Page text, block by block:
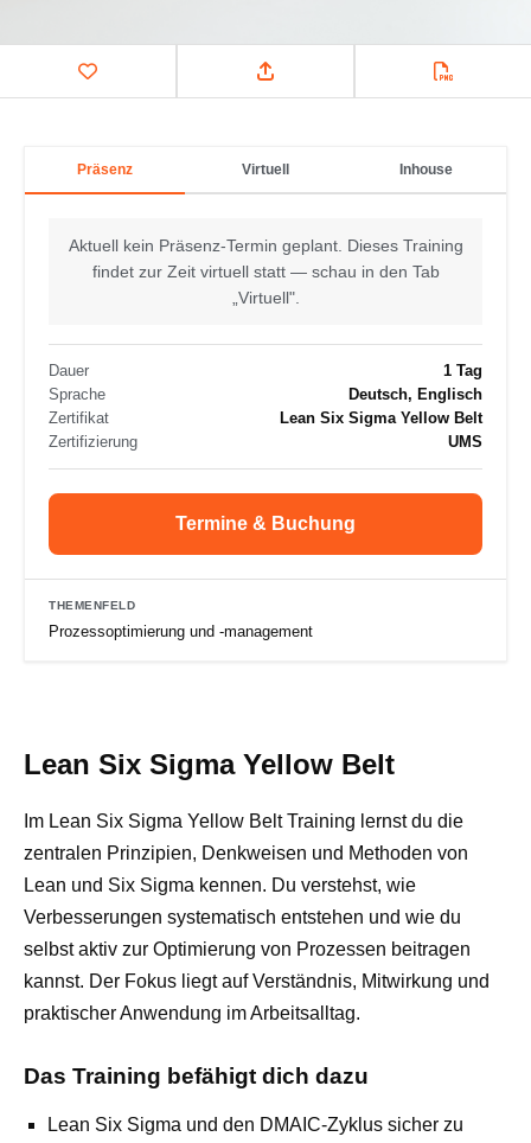
Lean Six Sigma Yellow Belt
Im Lean Six Sigma Yellow Belt Training lernst du die
zentralen Prinzipien, Denkweisen und Methoden von
Lean und Six Sigma kennen. Du verstehst, wie
Verbesserungen systematisch entstehen und wie du
selbst aktiv zur Optimierung von Prozessen beitragen
kannst. Der Fokus liegt auf Verständnis, Mitwirkung und
praktischer Anwendung im Arbeitsalltag.
Das Training befähigt dich dazu
Lean Six Sigma und den DMAIC‑Zyklus sicher zu
Präsenz Virtuell Inhouse
Aktuell kein Präsenz-Termin geplant. Dieses Training
findet zur Zeit virtuell statt — schau in den Tab
„Virtuell".
Dauer
1 Tag
Sprache
Deutsch, Englisch
Zertifikat
Lean Six Sigma Yellow Belt
Zertifizierung
UMS
Termine & Buchung
THEMENFELD
Prozessoptimierung und ‑management